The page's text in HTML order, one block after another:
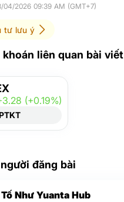
04/2026 09:39 AM (GMT+7)
tư lưu ý
khoán liên quan bài viết
(+0.19%)
đăng bài
Tố Như Yuanta Hub